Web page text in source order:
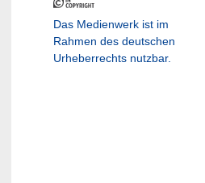
Das Medienwerk ist im
Rahmen des deutschen
Urheberrechts nutzbar.